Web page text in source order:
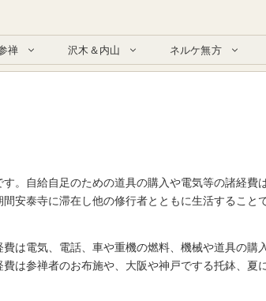
禅 沢木＆内山 ネルケ無方
。自給自足のための道具の購入や電気等の諸経費
安泰寺に滞在し他の修行者とともに生活すること
は電気、電話、車や重機の燃料、機械や道具の購
は参禅者のお布施や、大阪や神戸でする托鉢、夏